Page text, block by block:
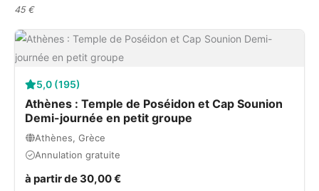
45 €
5,0 (195)
Athènes : Temple de Poséidon et Cap Sounion
Demi-journée en petit groupe
Athènes, Grèce
Annulation gratuite
à partir de 30,00 €